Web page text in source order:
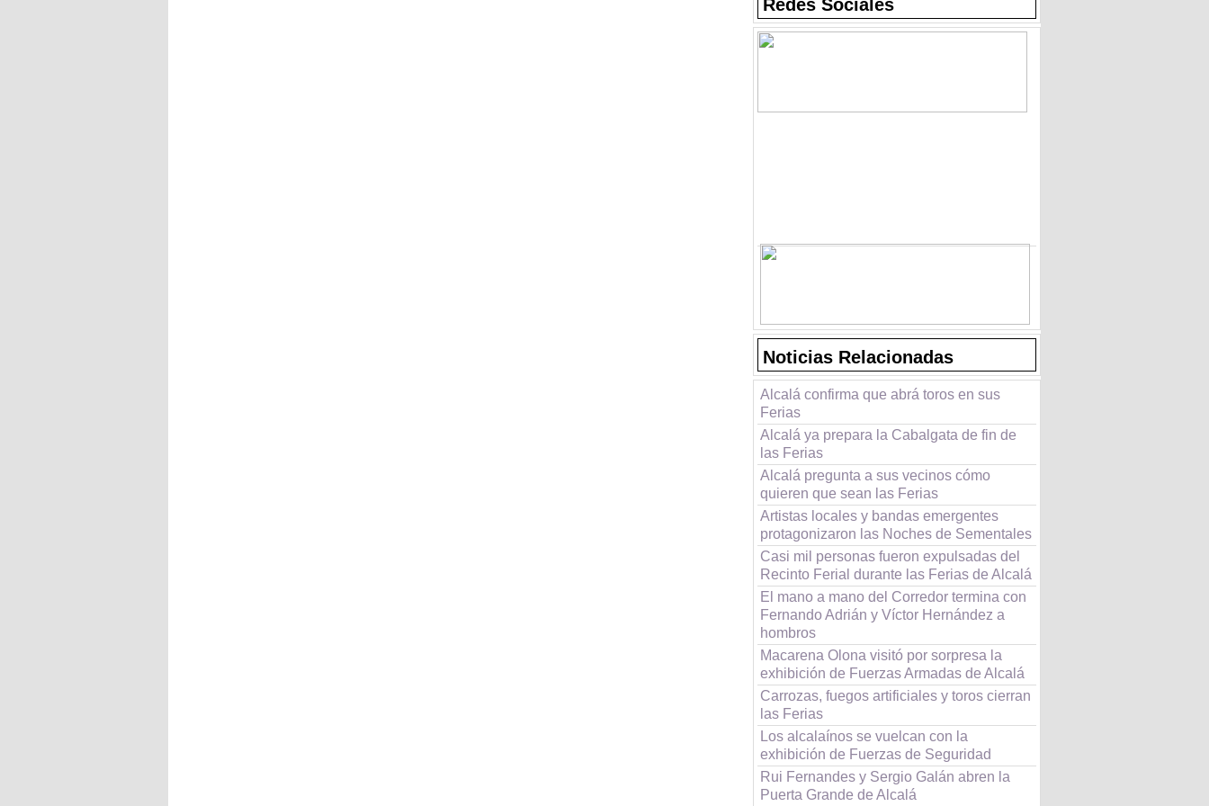
Redes Sociales
Noticias Relacionadas
Alcalá confirma que abrá toros en sus
Ferias
Alcalá ya prepara la Cabalgata de fin de
las Ferias
Alcalá pregunta a sus vecinos cómo
quieren que sean las Ferias
Artistas locales y bandas emergentes
protagonizaron las Noches de Sementales
Casi mil personas fueron expulsadas del
Recinto Ferial durante las Ferias de Alcalá
El mano a mano del Corredor termina con
Fernando Adrián y Víctor Hernández a
hombros
Macarena Olona visitó por sorpresa la
exhibición de Fuerzas Armadas de Alcalá
Carrozas, fuegos artificiales y toros cierran
las Ferias
Los alcalaínos se vuelcan con la
exhibición de Fuerzas de Seguridad
Rui Fernandes y Sergio Galán abren la
Puerta Grande de Alcalá